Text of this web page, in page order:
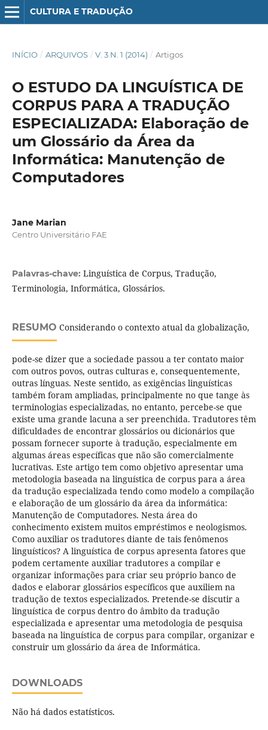
CULTURA E TRADUÇÃO
INÍCIO / ARQUIVOS / V. 3 N. 1 (2014) / Artigos
O ESTUDO DA LINGUÍSTICA DE
CORPUS PARA A TRADUÇÃO
ESPECIALIZADA: Elaboração de
um Glossário da Área da
Informática: Manutenção de
Computadores
Jane Marian
Centro Universitário FAE
Palavras-chave: Linguística de Corpus, Tradução,
Terminologia, Informática, Glossários.
RESUMO Considerando o contexto atual da globalização,
pode-se dizer que a sociedade passou a ter contato maior
com outros povos, outras culturas e, consequentemente,
outras línguas. Neste sentido, as exigências linguísticas
também foram ampliadas, principalmente no que tange às
terminologias especializadas, no entanto, percebe-se que
existe uma grande lacuna a ser preenchida. Tradutores têm
dificuldades de encontrar glossários ou dicionários que
possam fornecer suporte à tradução, especialmente em
algumas áreas específicas que não são comercialmente
lucrativas. Este artigo tem como objetivo apresentar uma
metodologia baseada na linguística de corpus para a área
da tradução especializada tendo como modelo a compilação
e elaboração de um glossário da área da informática:
Manutenção de Computadores. Nesta área do
conhecimento existem muitos empréstimos e neologismos.
Como auxiliar os tradutores diante de tais fenômenos
linguísticos? A linguística de corpus apresenta fatores que
podem certamente auxiliar tradutores a compilar e
organizar informações para criar seu próprio banco de
dados e elaborar glossários específicos que auxiliem na
tradução de textos especializados. Pretende-se discutir a
linguística de corpus dentro do âmbito da tradução
especializada e apresentar uma metodologia de pesquisa
baseada na linguística de corpus para compilar, organizar e
construir um glossário da área de Informática.
DOWNLOADS
Não há dados estatísticos.